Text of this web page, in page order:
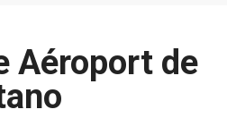
Aéroport de